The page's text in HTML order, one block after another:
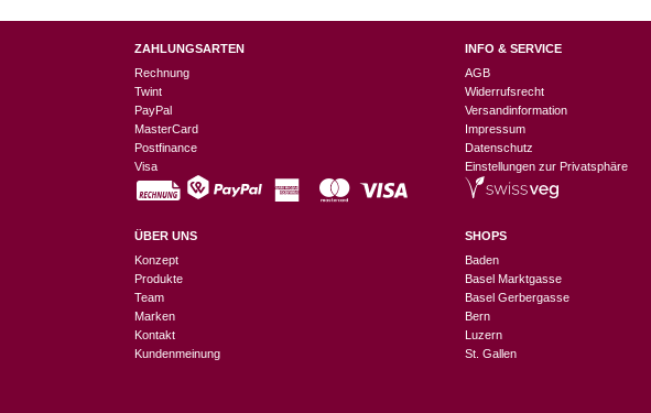
ZAHLUNGSARTEN
Rechnung
Twint
PayPal
MasterCard
Postfinance
Visa
ÜBER UNS
Konzept
Produkte
Team
Marken
Kontakt
Kundenmeinung
INFO & SERVICE
AGB
Widerrufsrecht
Versandinformation
Impressum
Datenschutz
Einstellungen zur Privatsphäre
SHOPS
Baden
Basel Marktgasse
Basel Gerbergasse
Bern
Luzern
St. Gallen